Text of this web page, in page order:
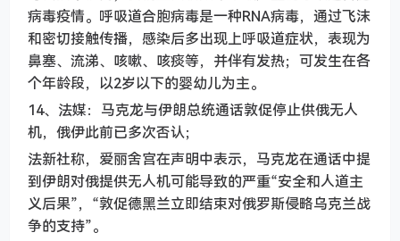
病毒疫情。呼吸道合胞病毒是一种RNA病毒，通过飞沫
和密切接触传播，感染后多出现上呼吸道症状，表现为
鼻塞、流涕、咳嗽、咳痰等，并伴有发热；可发生在各
个年龄段，以2岁以下的婴幼儿为主。
14、法媒：马克龙与伊朗总统通话敦促停止供俄无人
机，俄伊此前已多次否认；
法新社称，爱丽舍宫在声明中表示，马克龙在通话中提
到伊朗对俄提供无人机可能导致的严重“安全和人道主
义后果”，“敦促德黑兰立即结束对俄罗斯侵略乌克兰战
争的支持”。